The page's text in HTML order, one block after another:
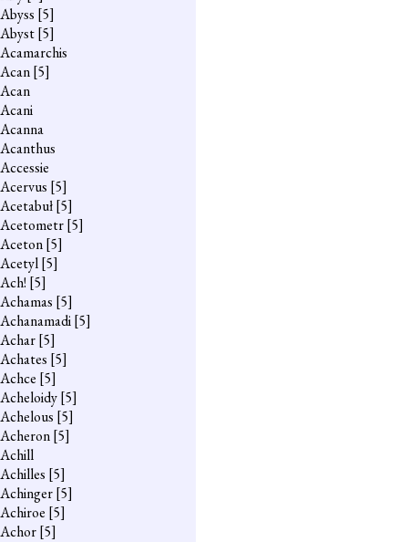
Abyss [5]
Abyst[5]
Acamarchis
Acan[5]
Acan
Acani
Acanna
Acanthus
Accessie
Acervus [5]
Acetabuł[5]
Acetometr[5]
Aceton[5]
Acetyl[5]
Ach! [5]
Achamas [5]
Achanamadi[5]
Achar[5]
Achates [5]
Achce [5]
Acheloidy[5]
Achelous [5]
Acheron[5]
Achill
Achilles [5]
Achinger[5]
Achiroe [5]
Achor[5]